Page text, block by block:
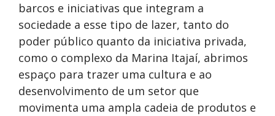
barcos e iniciativas que integram a
sociedade a esse tipo de lazer, tanto do
poder público quanto da iniciativa privada,
como o complexo da Marina Itajaí, abrimos
espaço para trazer uma cultura e ao
desenvolvimento de um setor que
movimenta uma ampla cadeia de produtos e